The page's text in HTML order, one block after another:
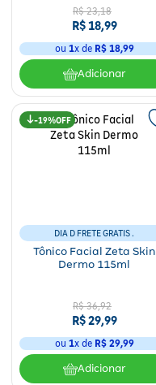
R$ 23,18
R$18,99
ou 1x de R$ 18,99
Adicionar
19%
DIA D FRETE GRATIS .
Tônico Facial Zeta Skin
Dermo 115ml
R$ 36,92
R$29,99
ou 1x de R$ 29,99
Adicionar